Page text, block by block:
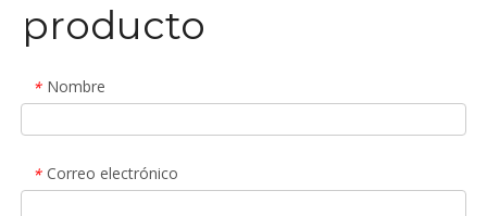
producto
* Nombre
* Correo electrónico